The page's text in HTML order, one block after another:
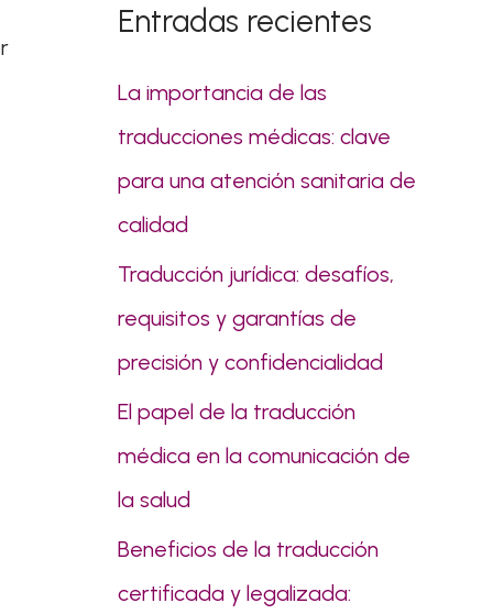
a
r
Entradas recientes
La importancia de las
traducciones médicas: clave
para una atención sanitaria de
calidad
Traducción jurídica: desafíos,
requisitos y garantías de
precisión y confidencialidad
El papel de la traducción
médica en la comunicación de
la salud
Beneficios de la traducción
certificada y legalizada: